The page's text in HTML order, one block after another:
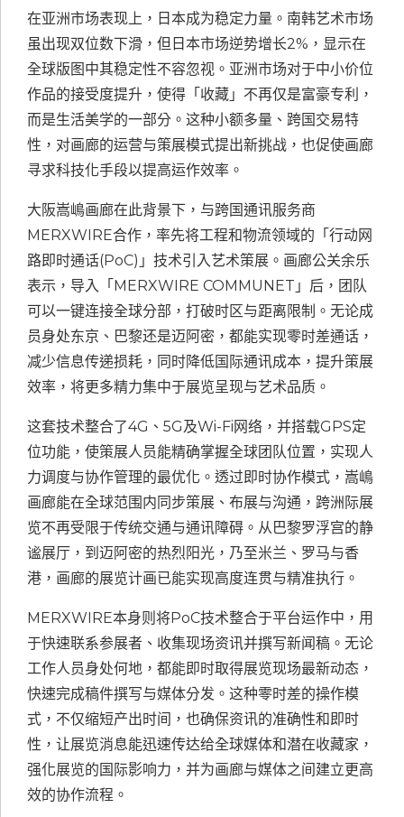
在亚洲市场表现上，日本成为稳定力量。南韩艺术市场
虽出现双位数下滑，但日本市场逆势增长2%，显示在
全球版图中其稳定性不容忽视。亚洲市场对于中小价位
作品的接受度提升，使得「收藏」不再仅是富豪专利，
而是生活美学的一部分。这种小额多量、跨国交易特
性，对画廊的运营与策展模式提出新挑战，也促使画廊
寻求科技化手段以提高运作效率。
大阪嵩嶋画廊在此背景下，与跨国通讯服务商
MERXWIRE合作，率先将工程和物流领域的「行动网
路即时通话(PoC)」技术引入艺术策展。画廊公关余乐
表示，导入「MERXWIRE COMMUNET」后，团队
可以一键连接全球分部，打破时区与距离限制。无论成
员身处东京、巴黎还是迈阿密，都能实现零时差通话，
减少信息传递损耗，同时降低国际通讯成本，提升策展
效率，将更多精力集中于展览呈现与艺术品质。
这套技术整合了4G、5G及Wi-Fi网络，并搭载GPS定
位功能，使策展人员能精确掌握全球团队位置，实现人
力调度与协作管理的最优化。透过即时协作模式，嵩嶋
画廊能在全球范围内同步策展、布展与沟通，跨洲际展
览不再受限于传统交通与通讯障碍。从巴黎罗浮宫的静
谧展厅，到迈阿密的热烈阳光，乃至米兰、罗马与香
港，画廊的展览计画已能实现高度连贯与精准执行。
MERXWIRE本身则将PoC技术整合于平台运作中，用
于快速联系参展者、收集现场资讯并撰写新闻稿。无论
工作人员身处何地，都能即时取得展览现场最新动态，
快速完成稿件撰写与媒体分发。这种零时差的操作模
式，不仅缩短产出时间，也确保资讯的准确性和即时
性，让展览消息能迅速传达给全球媒体和潜在收藏家，
强化展览的国际影响力，并为画廊与媒体之间建立更高
效的协作流程。